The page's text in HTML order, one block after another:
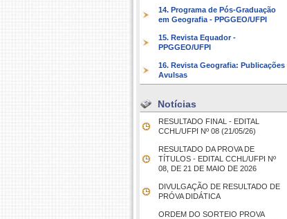
14. Programa de Pós-Graduação
em Geografia - PPGGEO/UFPI
15. Revista Equador -
PPGGEO/UFPI
16. Revista Geografia: Publicações
Avulsas
Notícias
RESULTADO FINAL - EDITAL
CCHL/UFPI Nº 08 (21/05/26)
RESULTADO DA PROVA DE
TÍTULOS - EDITAL CCHL/UFPI Nº
08, DE 21 DE MAIO DE 2026
DIVULGAÇÃO DE RESULTADO DE
PRÓVA DIDÁTICA
ORDEM DO SORTEIO PROVA